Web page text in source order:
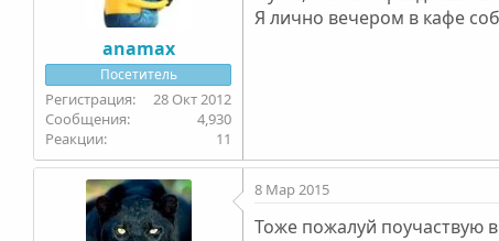
anamax
Посетитель
28 Окт 2012
4,930
11
Я лично вечером в кафе
8 Мар 2015
Тоже пожалуй поучаствую